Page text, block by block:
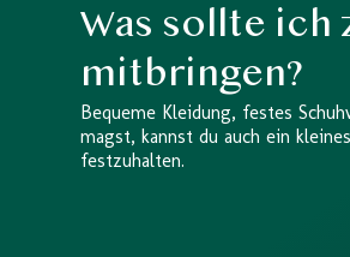
Was sollte
mitbringen?
Bequeme Kleidung, festes
magst, kannst du auch ein
festzuhalten.